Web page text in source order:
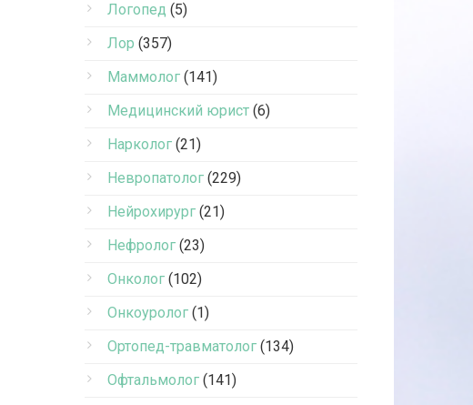
Логопед (5)
Лор (357)
Маммолог (141)
Медицинский юрист (6)
Нарколог (21)
Невропатолог (229)
Нейрохирург (21)
Нефролог (23)
Онколог (102)
Онкоуролог (1)
Ортопед-травматолог (134)
Офтальмолог (141)